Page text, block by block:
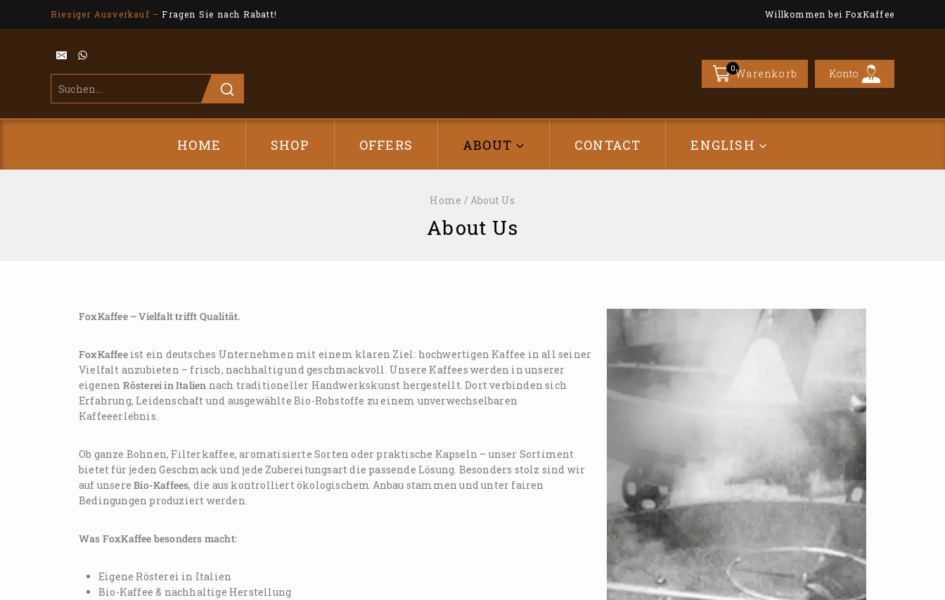
Riesiger Ausverkauf –Fragen Sie nach Rabatt! Willkommen bei FoxKaffee
0Warenkorb Konto
HOME SHOP OFFERS ABOUT CONTACT ENGLISH
Home / About Us
About Us
FoxKaffee – Vielfalt trifft Qualität.
FoxKaffeeist ein deutsches Unternehmen mit einem klaren Ziel: hochwertigen Kaffee in all seiner
Vielfalt anzubieten – frisch, nachhaltig und geschmackvoll. Unsere Kaffees werden in unserer
eigenen Rösterei in Italien nach traditioneller Handwerkskunst hergestellt. Dort verbinden sich
Erfahrung, Leidenschaft und ausgewählte Bio-Rohstoffe zu einem unverwechselbaren
Kaffeeerlebnis.
Ob ganze Bohnen, Filterkaffee, aromatisierte Sorten oder praktische Kapseln – unser Sortiment
bietet für jeden Geschmack und jede Zubereitungsart die passende Lösung. Besonders stolz sind wir
auf unsereBio-Kaffees, die aus kontrolliert ökologischem Anbau stammen und unter fairen
Bedingungen produziert werden.
Was FoxKaffee besonders macht:
Eigene Rösterei in Italien
Bio-Kaffee & nachhaltige Herstellung